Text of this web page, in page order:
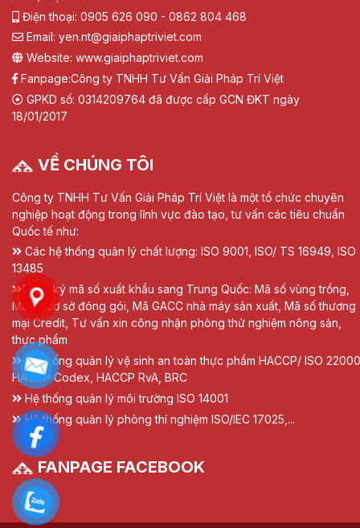
Điện thoại: 0905 626 090 - 0862 804 468
Email: yen.nt@giaiphaptriviet.com
Website: www.giaiphaptriviet.com
Fanpage:Công ty TNHH Tư Vấn Giải Pháp Trí Việt
GPKD số: 0314209764 đã được cấp GCN ĐKT ngày
18/01/2017
VỀ CHÚNG TÔI
Công ty TNHH Tư Vấn Giải Pháp Trí Việt là một tổ chức chuyên
nghiệp hoạt động trong lĩnh vực đào tạo, tư vấn các tiêu chuẩn
Quốc tế như:
Các hệ thống quản lý chất lượng: ISO 9001, ISO/ TS 16949, ISO
13485
Đăng ký mã số xuất khẩu sang Trung Quốc: Mã số vùng trồng,
Mã số cơ sở đóng gói, Mã GACC nhà máy sản xuất, Mã số thương
mại Credit, Tư vấn xin công nhận phòng thử nghiệm nông sản,
thực phẩm
Hệ thống quản lý vệ sinh an toàn thực phẩm HACCP/ ISO
HACCP Codex, HACCP RvA, BRC
Hệ thống quản lý môi trường ISO 14001
Hệ thống quản lý phòng thí nghiệm ISO/IEC 17025,...
FANPAGE FACEBOOK